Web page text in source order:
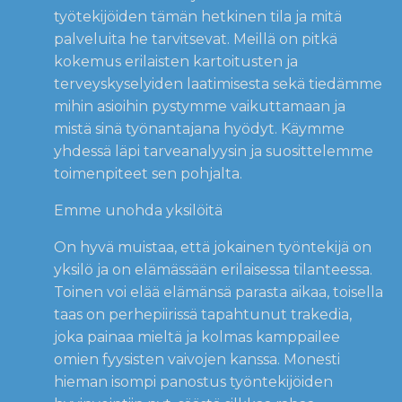
työtekijöiden tämän hetkinen tila ja mitä
palveluita he tarvitsevat. Meillä on pitkä
kokemus erilaisten kartoitusten ja
terveyskyselyiden laatimisesta sekä tiedämme
mihin asioihin pystymme vaikuttamaan ja
mistä sinä työnantajana hyödyt. Käymme
yhdessä läpi tarveanalyysin ja suosittelemme
toimenpiteet sen pohjalta.
Emme unohda yksilöitä
On hyvä muistaa, että jokainen työntekijä on
yksilö ja on elämässään erilaisessa tilanteessa.
Toinen voi elää elämänsä parasta aikaa, toisella
taas on perhepiirissä tapahtunut trakedia,
joka painaa mieltä ja kolmas kamppailee
omien fyysisten vaivojen kanssa. Monesti
hieman isompi panostus työntekijöiden